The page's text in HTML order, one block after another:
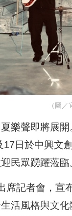
（圖／
樂聲即將展
日於中興文
民眾踴躍蒞臨
席記者會，宣
活風格與文